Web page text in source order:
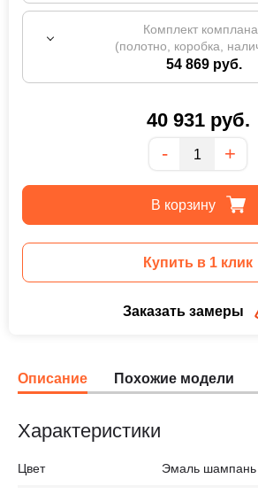
40 931руб.
Количество
- +
Комплект
(полотно, коробка,
54 869 руб.
В корзину
Купить в 1 клик
Заказать замеры
Описание Похожие модели
Характеристики
Цвет Эмаль шампань